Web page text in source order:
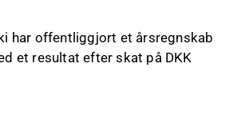
har offentliggjort et årsregnskab
et resultat efter skat på DKK
er lavere end 2024, men